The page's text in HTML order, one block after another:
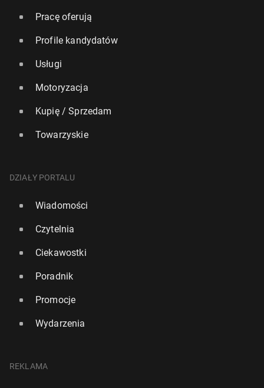
Pracę oferują
Profile kandydatów
Usługi
Motoryzacja
Kupię / Sprzedam
Towarzyskie
DZIAŁY PORTALU
Wiadomości
Czytelnia
Ciekawostki
Poradnik
Promocje
Wydarzenia
REKLAMA